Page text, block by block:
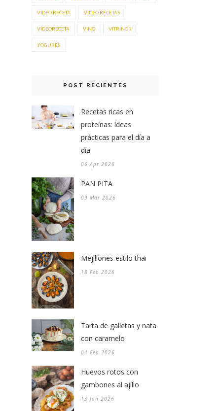
VÍDEO RECETA VIDEO RECETAS
VÍDEORECETA VINO VITRINOR
YOGURES
POST RECIENTES
Recetas ricas en
proteínas: ídeas
prácticas para el día a
día
06 Apr 2026
PAN PITA
09 Mar 2026
Mejillones estilo thai
18 Feb 2026
Tarta de galletas y nata
con caramelo
04 Feb 2026
Huevos rotos con
gambones al ajillo
13 Jan 2026